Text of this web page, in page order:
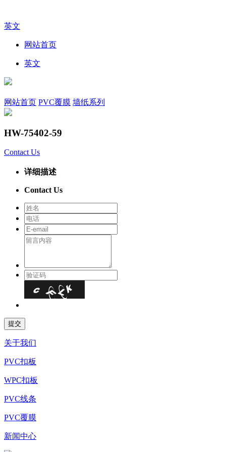
英文
网站首页
英文
网站首页 PVC覆膜 墙纸系列
HW-75402-59
Contact Us
详细描述
Contact Us
关于我们
PVC扣板
WPC扣板
PVC线条
PVC覆膜
新闻中心